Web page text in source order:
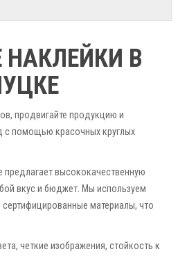
НАКЛЕЙКИ В
продвигайте продукцию и
с помощью красочных круглых
высококачественную
вкус и бюджет. Мы используем
материалы, что
четкие изображения, стойкость к